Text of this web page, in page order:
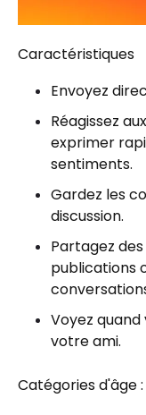
Caractéristiques
Envoyez
Réagissez
exprimer
sentiments.
Gardez les
discussion.
Partagez
publications
Voyez
votre ami.
Catégories d'âge :